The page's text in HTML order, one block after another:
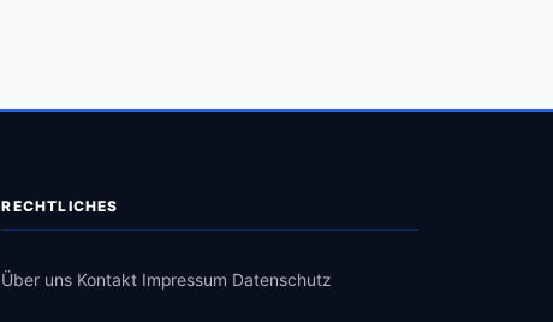
RECHTLICHES
Über uns Kontakt Impressum Datenschutz